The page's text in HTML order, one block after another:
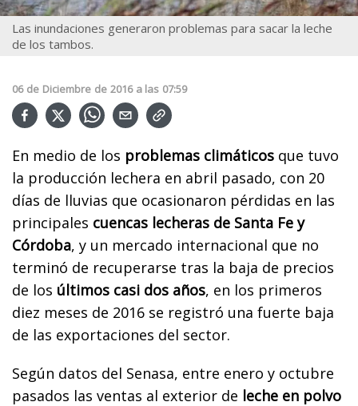
Las inundaciones generaron problemas para sacar la leche
de los tambos.
06 de Diciembre de 2016 a las 07:59
En medio de los problemas climáticos que tuvo
la producción lechera en abril pasado, con 20
días de lluvias que ocasionaron pérdidas en las
principales cuencas lecheras de Santa Fe y
Córdoba, y un mercado internacional que no
terminó de recuperarse tras la baja de precios
de los últimos casi dos años, en los primeros
diez meses de 2016 se registró una fuerte baja
de las exportaciones del sector.
Según datos del Senasa, entre enero y octubre
pasados las ventas al exterior de leche en polvo